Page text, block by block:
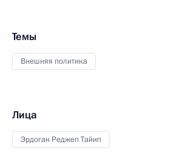
Темы
Внешняя политика
Лица
Эрдоган Реджеп Тайип